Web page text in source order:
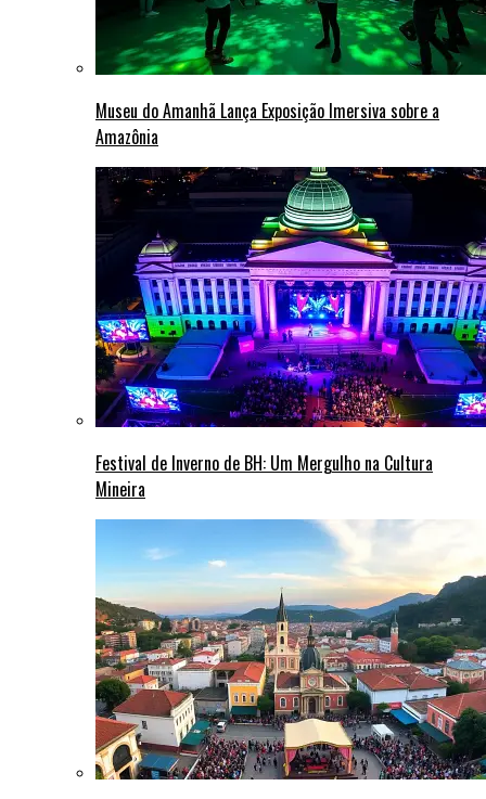
Museu do Amanhã Lança Exposição Imersiva sobre a
Amazônia
Festival de Inverno de BH: Um Mergulho na Cultura
Mineira